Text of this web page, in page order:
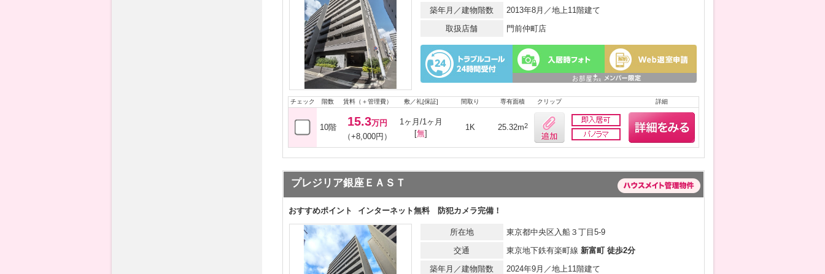
築年月／建物階数
2013年8月／地上11階建て
取扱店舗
門前仲町店
チェック 階数 賃料（＋管理費） 敷／礼[保証] 間取り 専有面積 クリップ 詳細
10階 15.3万円
（+8,000円）
1ヶ月/1ヶ月
[無]
1K 25.32m2
プレジリア銀座ＥＡＳＴ
おすすめポイント インターネット無料 防犯カメラ完備！
所在地
東京都中央区入船３丁目5-9
交通
東京地下鉄有楽町線 新富町 徒歩2分
築年月／建物階数
2024年9月／地上11階建て